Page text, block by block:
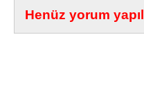
Henüz yorum